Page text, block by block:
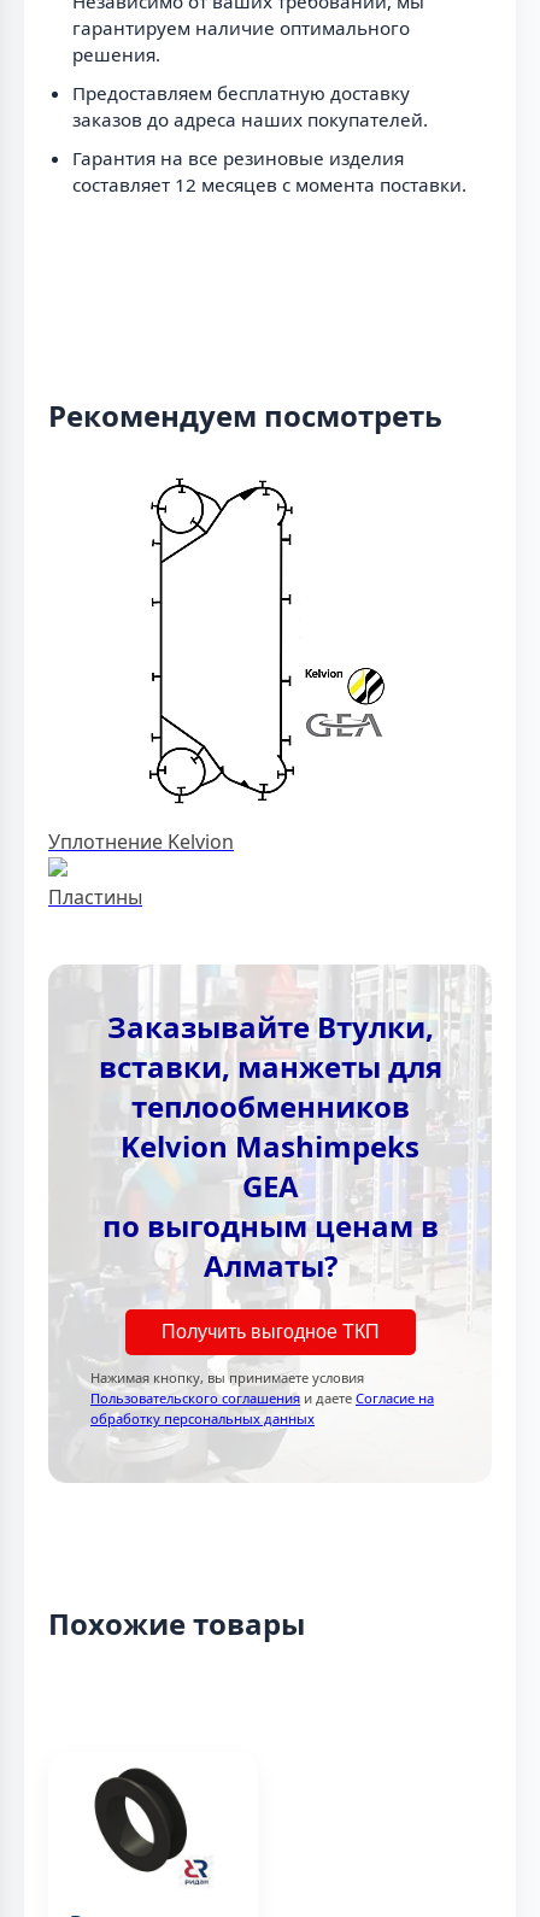
гарантируем наличие оптимального
решения.
Предоставляем бесплатную доставку
заказов до адреса наших покупателей.
Гарантия на все резиновые изделия
составляет 12 месяцев с момента поставки.
Рекомендуем посмотреть
Уплотнение Kelvion
Пластины
Заказывайте Втулки,
вставки, манжеты для
теплообменников
Kelvion Mashimpeks
GEA
по выгодным ценам в
Алматы?
Получить выгодное ТКП
Нажимая кнопку, вы принимаете условия
Пользовательского соглашения и даете Согласие на
обработку персональных данных
Похожие товары